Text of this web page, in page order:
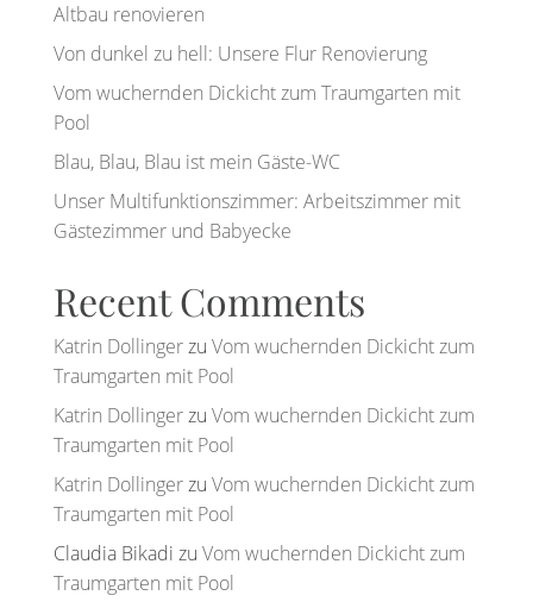
Altbau renovieren
Von dunkel zu hell: Unsere Flur Renovierung
Vom wuchernden Dickicht zum Traumgarten mit
Pool
Blau, Blau, Blau ist mein Gäste-WC
Unser Multifunktionszimmer: Arbeitszimmer mit
Gästezimmer und Babyecke
Recent Comments
Katrin Dollingerzu Vom wuchernden Dickicht zum
Traumgarten mit Pool
Katrin Dollingerzu Vom wuchernden Dickicht zum
Traumgarten mit Pool
Katrin Dollingerzu Vom wuchernden Dickicht zum
Traumgarten mit Pool
Claudia Bikadi zu Vom wuchernden Dickicht zum
Traumgarten mit Pool